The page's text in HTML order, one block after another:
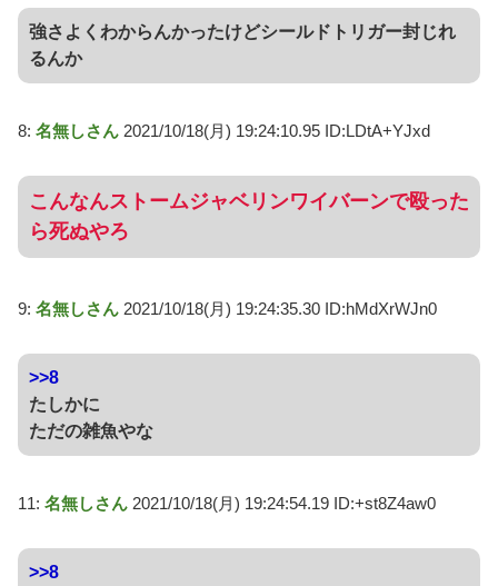
強さよくわからんかったけどシールドトリガー封じれ
るんか
8: 名無しさん 2021/10/18(月) 19:24:10.95 ID:LDtA+YJxd
こんなんストームジャベリンワイバーンで殴った
ら死ぬやろ
9: 名無しさん 2021/10/18(月) 19:24:35.30 ID:hMdXrWJn0
>>8
たしかに
ただの雑魚やな
11: 名無しさん 2021/10/18(月) 19:24:54.19 ID:+st8Z4aw0
>>8